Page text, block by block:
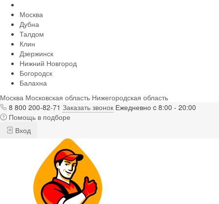
Москва
Дубна
Талдом
Клин
Дзержинск
Нижний Новгород
Богородск
Балахна
Москва Московская область Нижегородская область
8 800 200-82-71 Заказать звонок Ежедневно c 8:00 - 20:00
Помощь в подборе
Вход